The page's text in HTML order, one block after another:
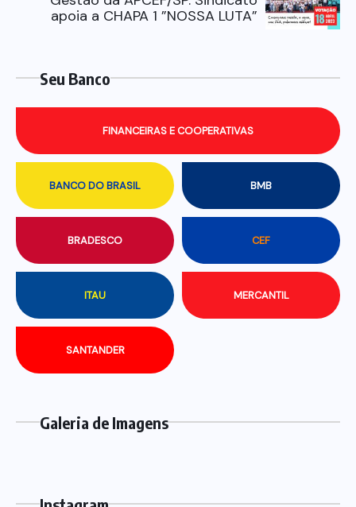
apoia a CHAPA 1 ”NOSSA LUTA”
Seu Banco
BANCO DO BRASIL BMB
BRADESCO CEF
FINANCEIRAS E COOPERATIVAS
ITAU MERCANTIL
SANTANDER
Galeria de Imagens